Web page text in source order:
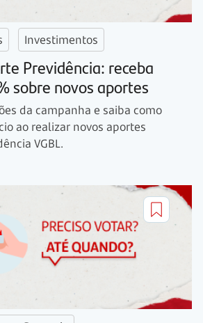
Investimentos
Previdência: receba
sobre novos aportes
da campanha e saiba como
ao realizar novos aportes
VGBL.